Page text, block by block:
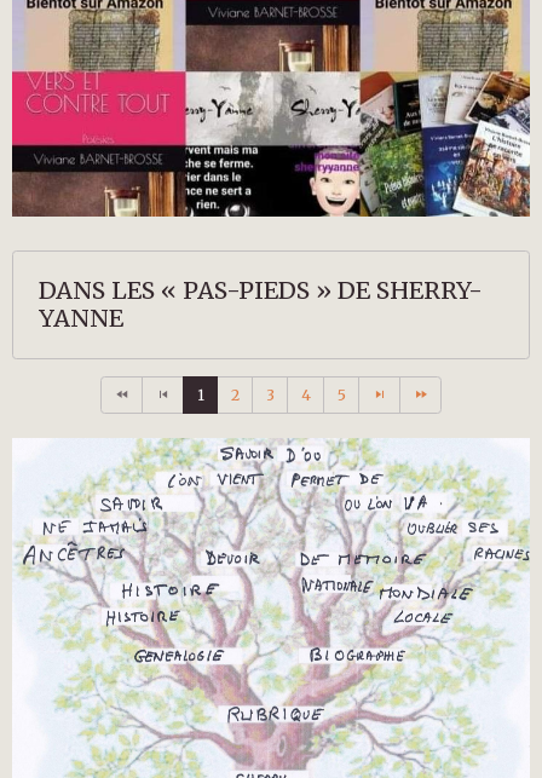
DANS LES « PAS-PIEDS » DE SHERRY-
YANNE
1 2 3 4 5